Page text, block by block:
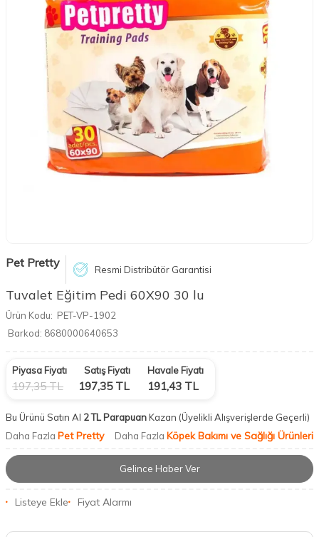
Pet Pretty Resmi Distribütör Garantisi
Tuvalet Eğitim Pedi 60X90 30 lu
Ürün Kodu: PET-VP-1902
Barkod: 8680000640653
Piyasa Fiyatı
197,35TL
Satış Fiyatı
197,35TL
Havale Fiyatı
191,43 TL
Bu Ürünü Satın Al 2 TL ParapuanKazan (Üyelikli Alışverişlerde Geçerli)
Daha Fazla Pet Pretty Daha Fazla Köpek Bakımı ve Sağlığı Ürünleri
Gelince Haber Ver
Listeye Ekle Fiyat Alarmı